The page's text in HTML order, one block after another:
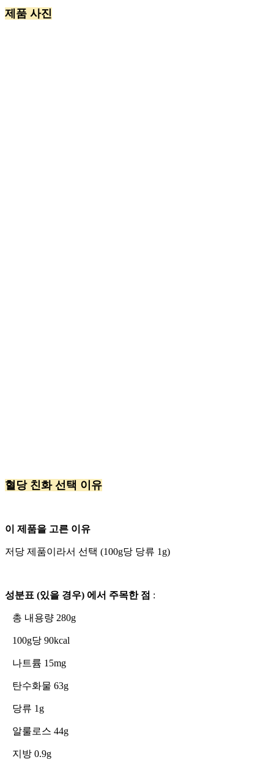
제품 사진
혈당 친화 선택 이유
이 제품을 고른 이유
저당 제품이라서 선택 (100g당 당류 1g)
성분표 (있을 경우) 에서 주목한 점 :
총 내용량 280g
100g당 90kcal
나트륨 15mg
탄수화물 63g
당류 1g
알룰로스 44g
지방 0.9g